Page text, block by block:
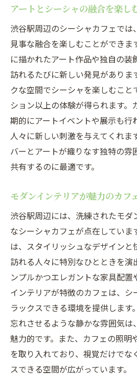
アートとシーシャの融合を楽し
渋谷駅周辺のシーシャカフェでは
見事な融合を楽しむことができま
に描かれたアート作品や独自の装
訪れるたびに新しい発見がありま
クな空間でシーシャを楽しむこと
ション以上の体験が得られます。
期的にアートイベントや展示も行
人々に新しい刺激を与えてくれま
バーとアートが織りなす独特の雰
共有するのに最適です。
モダンインテリアが魅力のカフ
渋谷駅周辺には、洗練されたモダ
なシーシャカフェが点在していま
は、スタイリッシュなデザインと
訪れる人々に特別なひとときを演
ンプルかつエレガントな家具配置
インテリアが特徴のカフェは、シ
ラックスできる環境を提供します
忘れさせるような静かな雰囲気は
魅力的です。また、カフェの照明
を取り入れており、視覚だけでな
スできる空間が広がっています。